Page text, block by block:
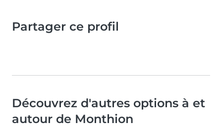
Partager ce profil
Découvrez d'autres options à et
autour de Monthion